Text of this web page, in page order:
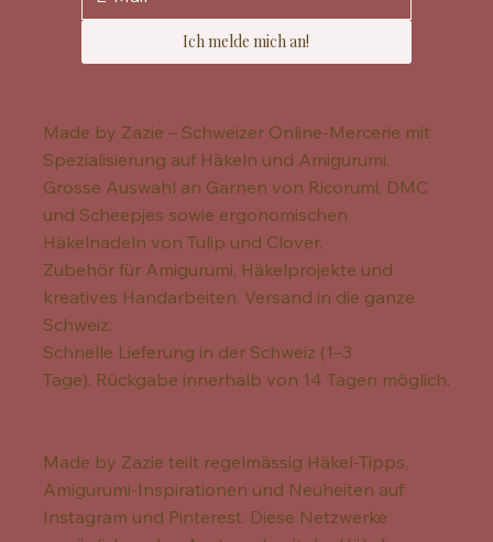
Ich melde mich an!
Made by Zazie – Schweizer Online-Mercerie mit
Spezialisierung auf Häkeln und Amigurumi.
Grosse Auswahl an Garnen von Ricorumi, DMC
und Scheepjes sowie ergonomischen
Häkelnadeln von Tulip und Clover.
Zubehör für Amigurumi, Häkelprojekte und
kreatives Handarbeiten. Versand in die ganze
Schweiz.
Schnelle Lieferung in der Schweiz (1–3
Tage). Rückgabe innerhalb von 14 Tagen möglich.
Made by Zazie teilt regelmässig Häkel-Tipps,
Amigurumi-Inspirationen und Neuheiten auf
Instagram und Pinterest. Diese Netzwerke